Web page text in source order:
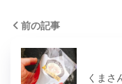
前の記事
くまさ